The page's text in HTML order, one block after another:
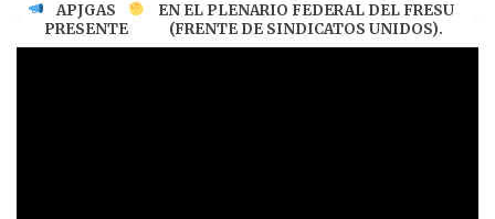
APJGAS
PRESENTE
EN EL PLENARIO FEDERAL DEL FRESU
(FRENTE DE SINDICATOS UNIDOS).